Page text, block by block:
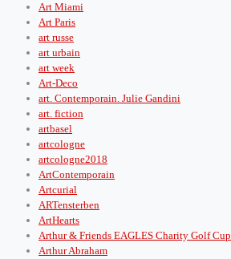
Art Miami
Art Paris
art russe
art urbain
art week
Art-Deco
art. Contemporain. Julie Gandini
art. fiction
artbasel
artcologne
artcologne2018
ArtContemporain
Artcurial
ARTensterben
ArtHearts
Arthur & Friends EAGLES Charity Golf Cup
Arthur Abraham